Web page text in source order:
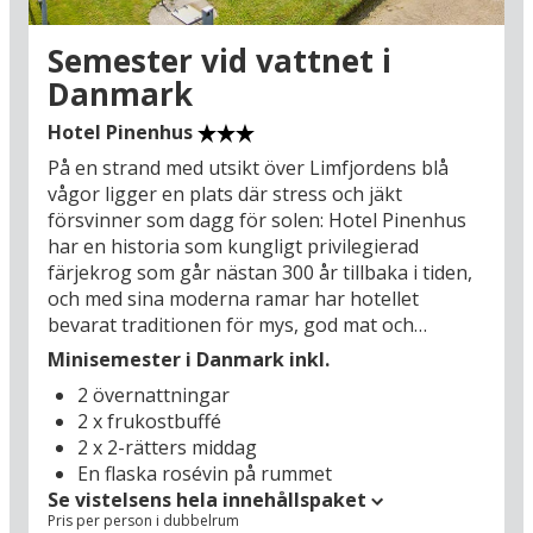
avkoppling som väntar dig som gäst på det
stämningsfulla gamla badhotellet. Så lämna
världens brus bakom dig och tillåt dig att njuta
av några dagar utan större bekymmer: Skagen
är inte världens mittpunkt – och tack och lov för
det – för på Plesners Badehotel har du hittat en
liten, romantisk tidsbubbla för din nästa
semester.
Semester vid vattnet i
Danmark
Hotel Pinenhus
På en strand med utsikt över Limfjordens blå
vågor ligger en plats där stress och jäkt
försvinner som dagg för solen: Hotel Pinenhus
har en historia som kungligt privilegierad
färjekrog som går nästan 300 år tillbaka i tiden,
och med sina moderna ramar har hotellet
bevarat traditionen för mys, god mat och
avkoppling mitt i Limfjordens vackra natur. En
blå fjorden, hittar du knappast en mer idyllisk
plats att äta frukost på än hotellets stora terrass
på första parkett mot vattnet – en härlig start på
en minisemester fylld av lokal färg och
särpräglade naturupplevelser. Besök de vita
Minisemester i Danmark inkl.
2 övernattningar
2 x frukostbuffé
2 x 2-rätters middag
En flaska rosévin på rummet
Se vistelsens hela innehållspaket
Pris per person i dubbelrum